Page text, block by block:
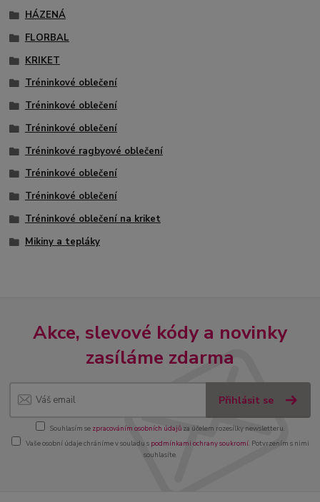
HÁZENÁ
FLORBAL
KRIKET
Tréninkové oblečení
Tréninkové oblečení
Tréninkové oblečení
Tréninkové ragbyové oblečení
Tréninkové oblečení
Tréninkové oblečení
Tréninkové oblečení na kriket
Mikiny a tepláky
Akce, slevové kódy a novinky
zasíláme zdarma
Přihlásit se
Souhlasím se zpracováním osobních údajůza účelem rozesílky newsletteru.
Vaše osobní údaje chráníme v souladu s podmínkami ochrany soukromí. Potvrzením s nimi
souhlasíte.